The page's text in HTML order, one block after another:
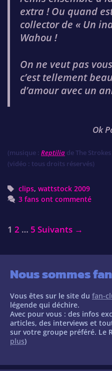
extra ! Ou quand
collector de « Un
Wahou !
On ne veut pas
c’est tellement
d’amour avec un
Ok
(musique : Reptilia de The
(vidéo : tous droits réservés)
Tags
clips, wattstock 2009
3 fans ont commenté
Post
1 2 … 5 Suivants →
Nous sommes
Vous êtes sur le site du fan-
légende qui déchire.
Avec pour vous : des infos
articles, des interviews et
sur votre groupe préféré. Le
plus)